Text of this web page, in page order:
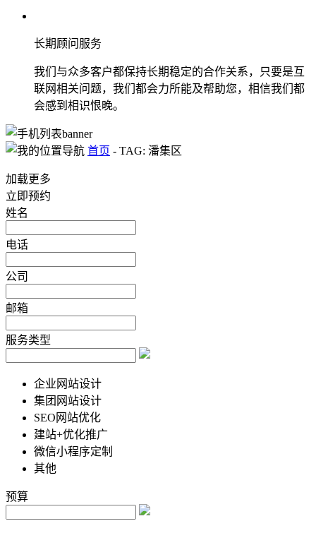
长期顾问服务
我们与众多客户都保持长期稳定的合作关系，只要是互
联网相关问题，我们都会力所能及帮助您，相信我们都
会感到相识恨晚。
首页 - TAG: 潘集区
加载更多
立即预约
姓名
电话
公司
邮箱
服务类型
企业网站设计
集团网站设计
SEO网站优化
建站+优化推广
微信小程序定制
其他
预算